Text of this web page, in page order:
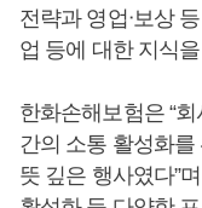
전략과 영업ᐧ보상
업 등에 대한 지식
한화손해보험은 “
간의 소통 활성화
뜻 깊은 행사였다”